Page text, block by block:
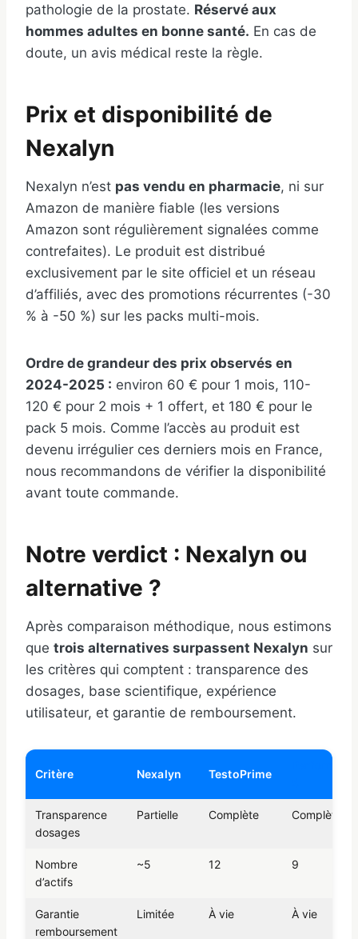
pathologie de la prostate. Réservé aux
hommes adultes en bonne santé. En cas de
doute, un avis médical reste la règle.
Prix et disponibilité de
Nexalyn
Nexalyn n’est pas vendu en pharmacie, ni sur
Amazon de manière fiable (les versions
Amazon sont régulièrement signalées comme
contrefaites). Le produit est distribué
exclusivement par le site officiel et un réseau
d’affiliés, avec des promotions récurrentes (-30
% à -50 %) sur les packs multi-mois.
Ordre de grandeur des prix observés en
2024-2025 : environ 60 € pour 1 mois, 110-
120 € pour 2 mois + 1 offert, et 180 € pour le
pack 5 mois. Comme l’accès au produit est
devenu irrégulier ces derniers mois en France,
nous recommandons de vérifier la disponibilité
avant toute commande.
Notre verdict : Nexalyn ou
alternative ?
Après comparaison méthodique, nous estimons
que trois alternatives surpassent Nexalyn sur
les critères qui comptent : transparence des
dosages, base scientifique, expérience
utilisateur, et garantie de remboursement.
Critère Nexalyn TestoPrime
Transparence
dosages
Partielle Complète Complète
Nombre
d’actifs
~5 12 9
Garantie
remboursement
Limitée À vie À vie